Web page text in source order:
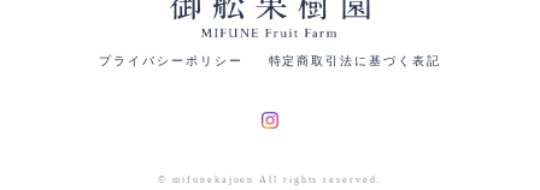
プライバシーポリシー 特定商取引法に基づく表記
© mifunekajuen All rights reserved.